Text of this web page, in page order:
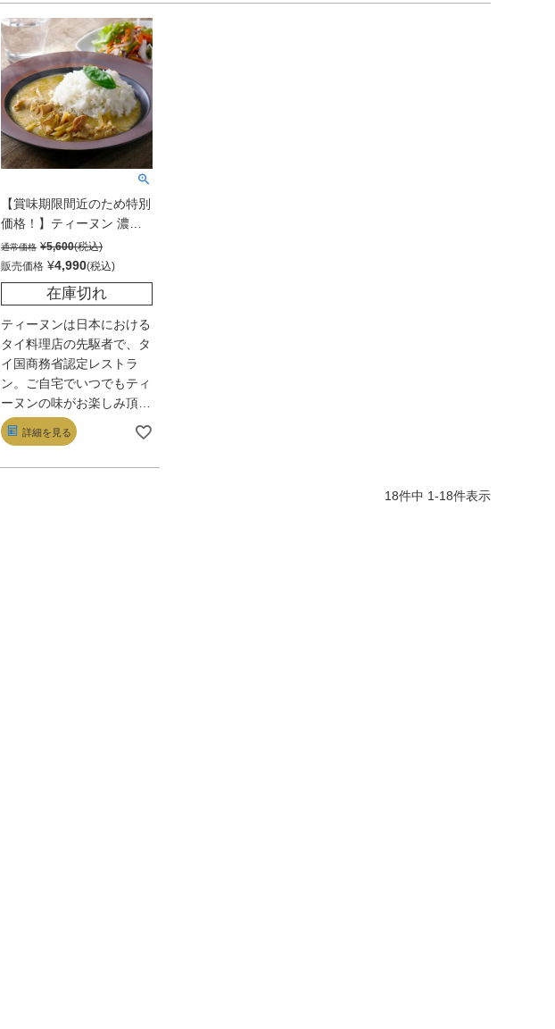
別々に食べてもいいが、巻
いて頬張れば台湾の屋台気
分。好吃! （おいしい！）
【賞味期限間近のため特別
価格！】ティーヌン 濃厚
グリーンカレー5個セット
※賞味期限2025年6月※
通常価格 ¥5,600
販売価格 ¥4,990
在庫切れ
ティーヌンは日本における
タイ料理店の先駆者で、タ
イ国商務省認定レストラ
ン。ご自宅でいつでもティ
ーヌンの味がお楽しみ頂け
ます。タイ産のココナッツ
ミルクやココナッツシュガ
詳細を見る
18件中 1-18件表示